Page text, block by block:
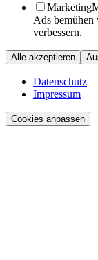
Marketing
Ads bemühen
verbessern.
Alle akzeptieren
Datenschutz
Impressum
Cookies anpassen